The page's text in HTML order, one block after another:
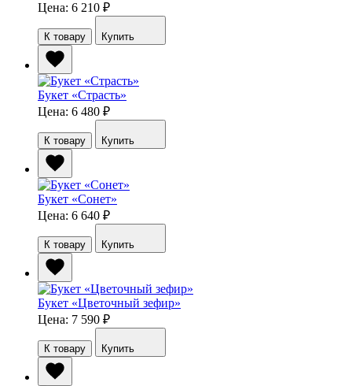
Цена: 6 210 ₽
К товару Купить
Букет «Страсть»
Цена: 6 480 ₽
К товару Купить
Букет «Сонет»
Цена: 6 640 ₽
К товару Купить
Букет «Цветочный зефир»
Цена: 7 590 ₽
К товару Купить